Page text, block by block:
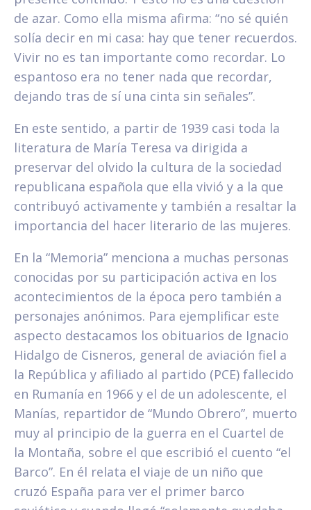
de azar. Como ella misma afirma: “no sé quién
solía decir en mi casa: hay que tener recuerdos.
Vivir no es tan importante como recordar. Lo
espantoso era no tener nada que recordar,
dejando tras de sí una cinta sin señales”.
En este sentido, a partir de 1939 casi toda la
literatura de María Teresa va dirigida a
preservar del olvido la cultura de la sociedad
republicana española que ella vivió y a la que
contribuyó activamente y también a resaltar la
importancia del hacer literario de las mujeres.
En la “Memoria” menciona a muchas personas
conocidas por su participación activa en los
acontecimientos de la época pero también a
personajes anónimos. Para ejemplificar este
aspecto destacamos los obituarios de Ignacio
Hidalgo de Cisneros, general de aviación fiel a
la República y afiliado al partido (PCE) fallecido
en Rumanía en 1966 y el de un adolescente, el
Manías, repartidor de “Mundo Obrero”, muerto
muy al principio de la guerra en el Cuartel de
la Montaña, sobre el que escribió el cuento “el
Barco”. En él relata el viaje de un niño que
cruzó España para ver el primer barco